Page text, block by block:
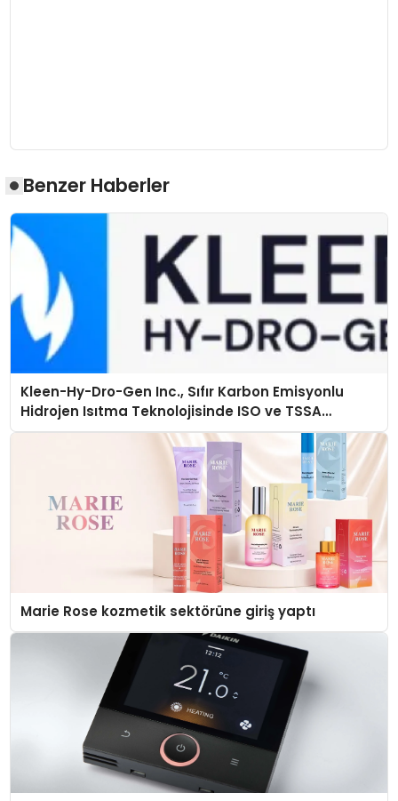
Benzer Haberler
Kleen-Hy-Dro-Gen Inc., Sıfır Karbon Emisyonlu
Hidrojen Isıtma Teknolojisinde ISO ve TSSA
Düzenleyici Onaylarını Aldı
Marie Rose kozmetik sektörüne giriş yaptı